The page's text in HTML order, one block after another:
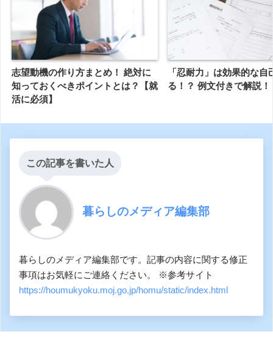
志望動機の作り方まとめ！ 絶対に
知っておくべきポイントとは？【就
活に必須】
「忍耐力」は効果的な自
る！？ 例文付きで解説！
この記事を書いた人
暮らしのメディア編集部
暮らしのメディア編集部です。記事の内容に関する修正
事項はお気軽にご連絡ください。 ※参考サイト
https://houmukyoku.moj.go.jp/homu/static/index.html